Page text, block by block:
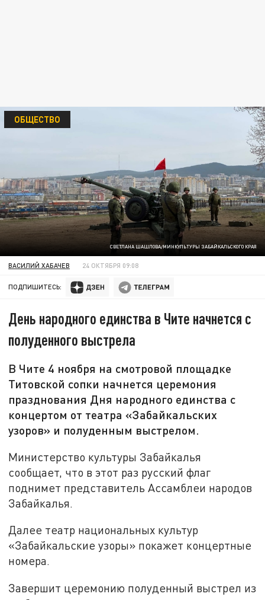
СВЕТЛАНА ШАШЛОВА/МИНКУЛЬТУРЫ ЗАБАЙКАЛЬСКОГО КРАЯ
ОБЩЕСТВО
ВАСИЛИЙ ХАБАЧЕВ 24 ОКТЯБРЯ 09:08
ПОДПИШИТЕСЬ:
День народного единства в Чите начнется с
полуденного выстрела
В Чите 4 ноября на смотровой площадке
Титовской сопки начнется церемония
празднования Дня народного единства с
концертом от театра «Забайкальских
узоров» и полуденным выстрелом.
Министерство культуры Забайкалья
сообщает, что в этот раз русский флаг
поднимет представитель Ассамблеи народов
Забайкалья.
Далее театр национальных культур
«Забайкальские узоры» покажет концертные
номера.
Завершит церемонию полуденный выстрел из